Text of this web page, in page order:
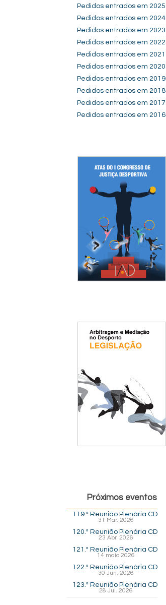
Pedidos entrados em 2025
Pedidos entrados em 2024
Pedidos entrados em 2023
Pedidos entrados em 2022
Pedidos entrados em 2021
Pedidos entrados em 2020
Pedidos entrados em 2019
Pedidos entrados em 2018
Pedidos entrados em 2017
Pedidos entrados em 2016
Próximos eventos
119.ª Reunião Plenária CD
31 Mar. 2026
120.ª Reunião Plenária CD
23 Abr. 2026
121.ª Reunião Plenária CD
14 maio 2026
122.ª Reunião Plenária CD
30 Jun. 2026
123.ª Reunião Plenária CD
28 Jul. 2026